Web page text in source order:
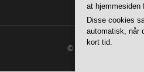
© 2026ALT OM
at hjemmesiden
Disse cookies
automatisk, når
kort tid.